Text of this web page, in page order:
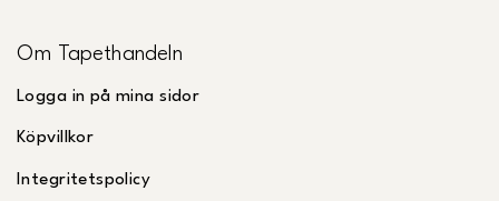
Om Tapethandeln
Logga in på mina sidor
Köpvillkor
Integritetspolicy